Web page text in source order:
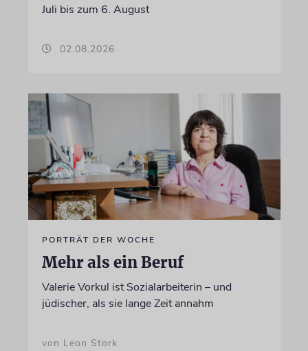
Juli bis zum 6. August
02.08.2026
PORTRÄT DER WOCHE
Mehr als ein Beruf
Valerie Vorkul ist Sozialarbeiterin – und
jüdischer, als sie lange Zeit annahm
von Leon Stork